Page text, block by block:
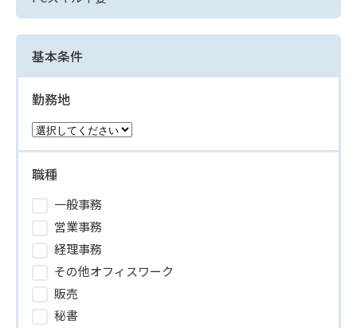
基本条件
勤務地
職種
一般事務
営業事務
経理事務
その他オフィスワーク
販売
秘書